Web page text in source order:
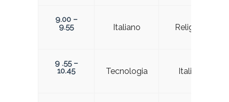
9.00 –
9.55
Italiano Religione
9 .55 –
10.45
Tecnologia Italiano